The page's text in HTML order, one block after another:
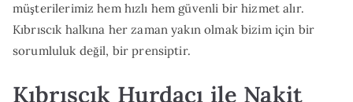
müşterilerimiz hem hızlı hem güvenli bir hizmet alır.
Kıbrıscık halkına her zaman yakın olmak bizim için bir
sorumluluk değil, bir prensiptir.
Kıbrıscık Hurdacı ile Nakit